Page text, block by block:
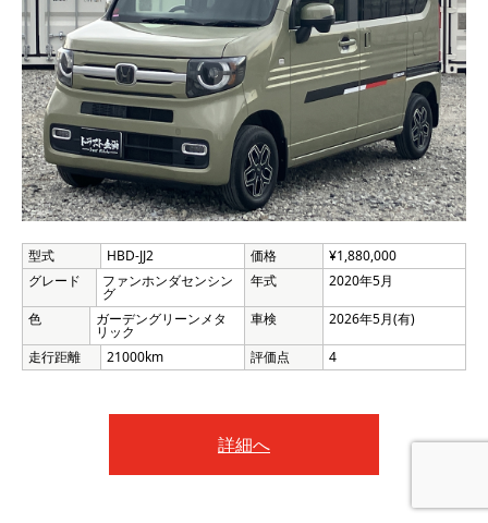
型式 HBD-JJ2 価格
¥1,880,000
グレード
ファンホンダセンシン
グ
年式 2020年5月
色 ガーデングリーンメタ
リック
車検 2026年5月(有)
走行距離 21000km 評価点 4
詳細へ